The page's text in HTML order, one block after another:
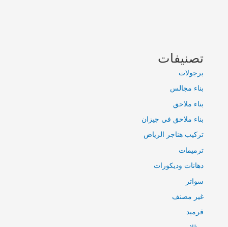
تصنيفات
برجولات
بناء مجالس
بناء ملاحق
بناء ملاحق في جيزان
تركيب هناجر الرياض
ترميمات
دهانات وديكورات
سواتر
غير مصنف
قرميد